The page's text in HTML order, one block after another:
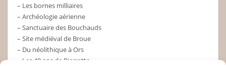
– Les bornes milliaires
– Archéologie aérienne
– Sanctuaire des Bouchauds
– Site médiéval de Broue
– Du néolithique à Ors
– Les 40 ans de Pierrette